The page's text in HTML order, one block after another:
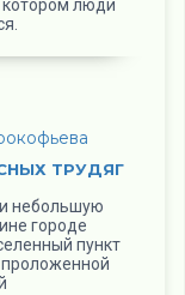
котором люди
ТРУДЯГ
небольшую
городе
пункт